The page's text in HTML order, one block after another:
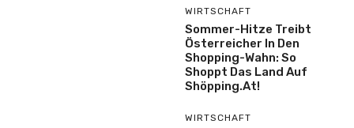
WIRTSCHAFT
Sommer-Hitze Treibt
Österreicher In Den
Shopping-Wahn: So
Shoppt Das Land Auf
Shöpping.at!
WIRTSCHAFT